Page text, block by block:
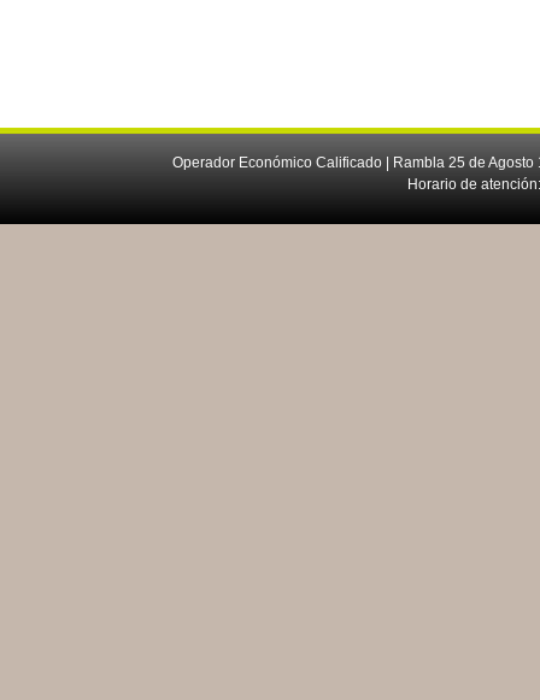
Operador Económico Calificado | Rambla 25 de
Horario de